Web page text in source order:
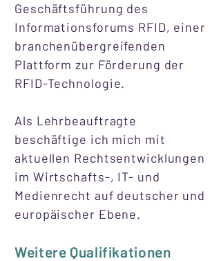
Geschäftsführung des
Informationsforums RFID, einer
branchenübergreifenden
Plattform zur Förderung der
RFID-Technologie.
Als Lehrbeauftragte
beschäftige ich mich mit
aktuellen Rechtsentwicklungen
im Wirtschafts-, IT- und
Medienrecht auf deutscher und
europäischer Ebene.
Weitere Qualifikationen